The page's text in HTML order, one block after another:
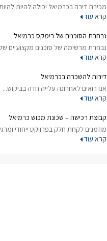
מכירת דירה בכרמיאל יכולה להיות
קרא עוד
נבחרת הסוכנים של רימקס כרמיאל
נבחרת מרשימה של סוכנים מקצועיים
קרא עוד
דירות להשכרה בכרמיאל
אנו רואים לאחרונה עלייה חדה בביקוש...
קרא עוד
קבוצת רכישה – שכונת מכוש כרמיאל
מוזמנים לקחת חלק בפרויקט ייחודי
קרא עוד